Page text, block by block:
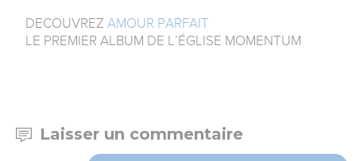
DECOUVREZ AMOUR PARFAIT
LE PREMIER ALBUM DE L’ÉGLISE MOMENTUM
Laisser un commentaire